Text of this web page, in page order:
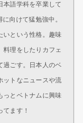
本語学科を卒業して
向けて猛勉強中。
いという性格。趣味
料理をしたりカフェ
過ごす。日本人のベ
ットなニュースや流
っとベトナムに興味
ます！